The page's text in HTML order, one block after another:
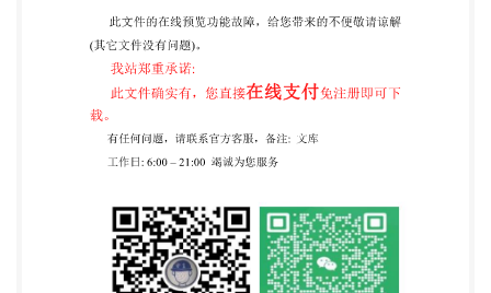
公司、北京市商汤科技开发有限公司、宁波永发智能
安防科技有限 公司。 本标准主要起草人：田强、田
青、宛根训、姚若光、张鑫、王贤良、张国庆、曹忠
伟。 GB/T356782017 公共安全 人脸识别应用 图像技
术要求 1范围 本标准规定了公共安全人脸识别应用中
识别应用中人脸图像的采集、检测与存储，其他领域
人脸识别应用 可参照使用本标准。 2 规范性引用文件
下列文件对于本文件的应用是必不可少的。凡是注日